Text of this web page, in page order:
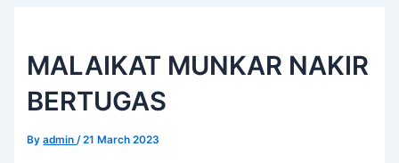
MALAIKAT MUNKAR NAKIR
BERTUGAS
Byadmin/21 March 2023